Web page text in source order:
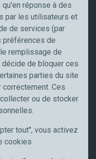
réponse à des
par les utilisateurs et
de services (par
préférences de
remplissage de
de bloquer ces
parties du site
Ces
ou de stocker
tout", vous activez
cookies